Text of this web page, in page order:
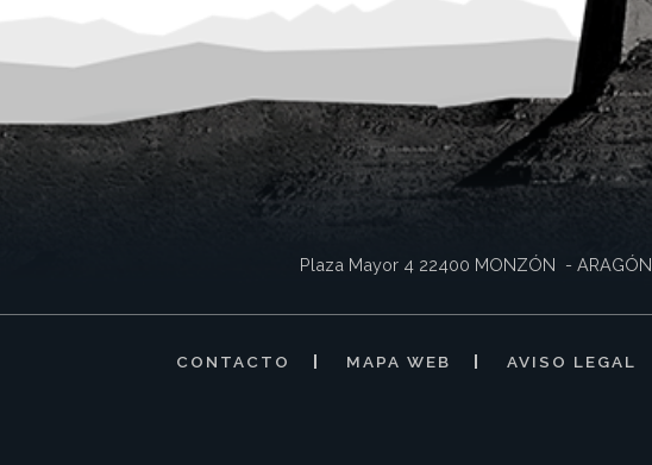
Plaza Mayor 4 22400 MONZÓN - ARAGÓN
CONTACTO MAPA WEB AVISO LEGAL